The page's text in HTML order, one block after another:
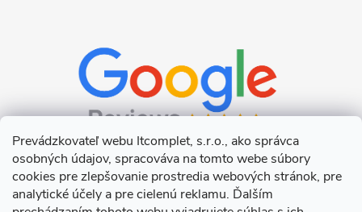
Prevádzkovateľ webu Itcomplet, s.r.o., ako správca
osobných údajov, spracováva na tomto webe súbory
cookies pre zlepšovanie prostredia webových stránok, pre
analytické účely a pre cielenú reklamu. Ďalším